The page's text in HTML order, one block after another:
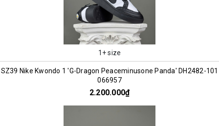
1+ size
SZ39 Nike Kwondo 1 'G-Dragon Peaceminusone Panda' DH2482-101
066957
2.200.000₫